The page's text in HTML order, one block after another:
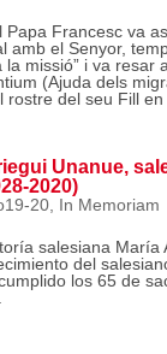
Papa Francesc va
amb el Senyor,
missió” i va resar
(Ajuda dels
del seu Fill en
Unanue,
2020)
20, In Memoriam
salesiana María
del
los 65 de